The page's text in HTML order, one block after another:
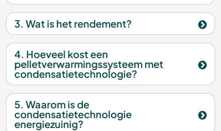
3. Wat is het rendement?
4. Hoeveel kost een
pelletverwarmingssysteem met
condensatietechnologie?
5. Waarom is de
condensatietechnologie
energiezuinig?